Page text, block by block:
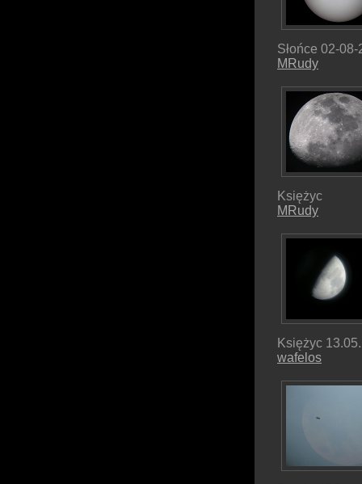
Słońce 02-08-
MRudy
Księżyc
MRudy
Księżyc
wafelos